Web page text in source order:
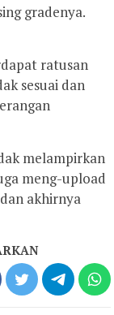
gradenya.
ratusan
sesuai dan
melampirkan
meng-upload
akhirnya